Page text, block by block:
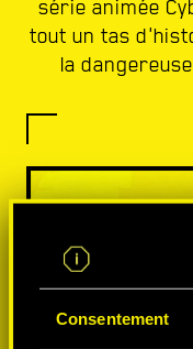
Consentement
série animée
tout un tas
la